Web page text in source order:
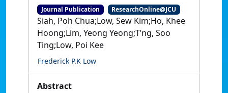
Journal Publication ResearchOnline@JCU
Siah, Poh Chua;Low, Sew Kim;Ho, Khee
Hoong;Lim, Yeong Yeong;T’ng, Soo
Ting;Low, Poi Kee
Frederick P.K Low
Abstract